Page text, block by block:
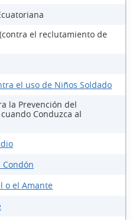
el reclutamiento de
el uso de Niños Soldado
la Prevención del
Conduzca al
o el Amante